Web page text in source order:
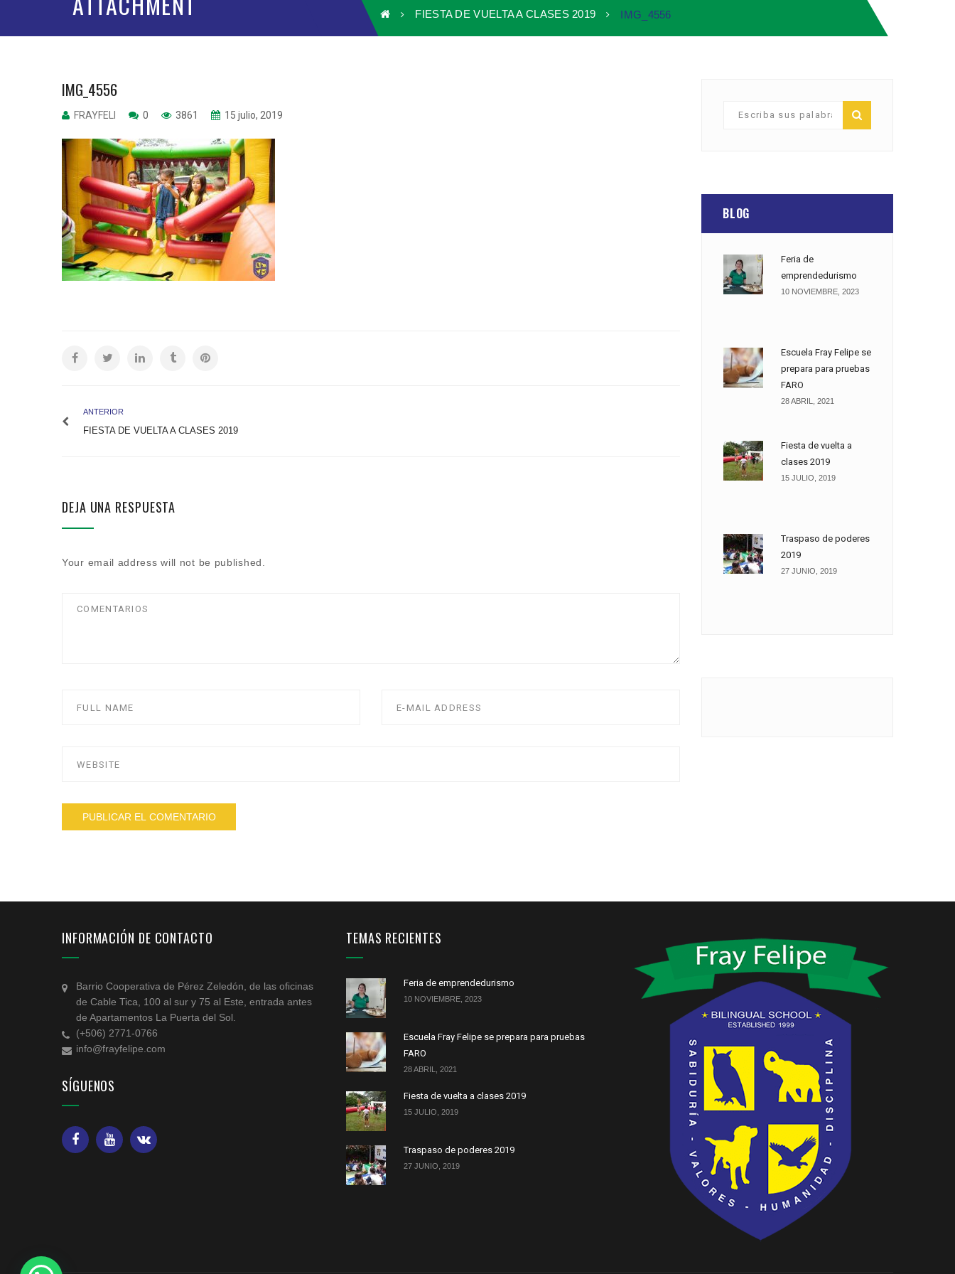
FIESTA DE VUELTA A CLASES 2019 IMG_4556
IMG_4556
FRAYFELI 0 3861 15 julio, 2019
ANTERIOR
FIESTA DE VUELTA A CLASES 2019
DEJA UNA RESPUESTA
Your email address will not be published.
BLOG
Feria de
emprendedurismo
10 NOVIEMBRE, 2023
Escuela Fray Felipe se
prepara para pruebas
FARO
28 ABRIL, 2021
Fiesta de vuelta a
clases 2019
15 JULIO, 2019
Traspaso de poderes
2019
27 JUNIO, 2019
INFORMACIÓN DE CONTACTO
Barrio Cooperativa de Pérez Zeledón, de las oficinas
de Cable Tica, 100 al sur y 75 al Este, entrada antes
de Apartamentos La Puerta del Sol.
(+506) 2771-0766
info@frayfelipe.com
SÍGUENOS
TEMAS RECIENTES
Feria de emprendedurismo
10 NOVIEMBRE, 2023
Escuela Fray Felipe se prepara para pruebas
FARO
28 ABRIL, 2021
Fiesta de vuelta a clases 2019
15 JULIO, 2019
Traspaso de poderes 2019
27 JUNIO, 2019